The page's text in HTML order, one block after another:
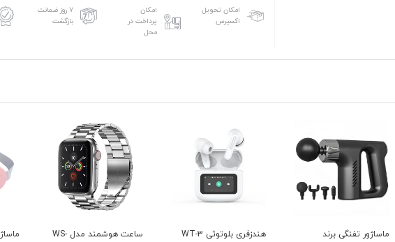
امکان تحویل
اکسپرس
امکان
پرداخت در
محل
۷ روز ضمانت
بازگشت
هندزفری بلوتوثی WT-3
ساعت هوشمند مدل WS-
ماساژور شکم مدل